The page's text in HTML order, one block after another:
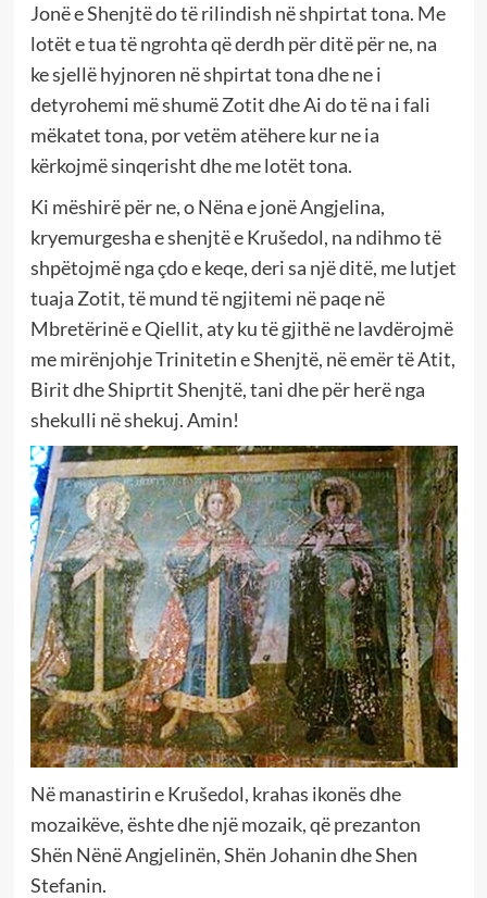
Jonë e Shenjtë do të rilindish në shpirtat tona. Me
lotët e tua të ngrohta që derdh për ditë për ne, na
ke sjellë hyjnoren në shpirtat tona dhe ne i
detyrohemi më shumë Zotit dhe Ai do të na i fali
mëkatet tona, por vetëm atëhere kur ne ia
kërkojmë sinqerisht dhe me lotët tona.
Ki mëshirë për ne, o Nëna e jonë Angjelina,
kryemurgesha e shenjtë e Krušedol, na ndihmo të
shpëtojmë nga çdo e keqe, deri sa një ditë, me lutjet
tuaja Zotit, të mund të ngjitemi në paqe në
Mbretërinë e Qiellit, aty ku të gjithë ne lavdërojmë
me mirënjohje Trinitetin e Shenjtë, në emër të Atit,
Birit dhe Shiprtit Shenjtë, tani dhe për herë nga
shekulli në shekuj. Amin!
Në manastirin e Krušedol, krahas ikonës dhe
mozaikëve, ështe dhe një mozaik, që prezanton
Shën Nënë Angjelinën, Shën Johanin dhe Shen
Stefanin.